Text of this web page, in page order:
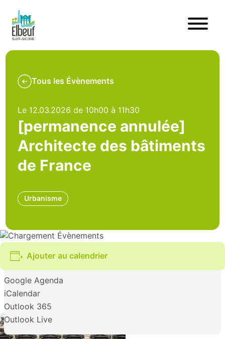
Tous les Évènements
Le 12.03.2026 de 10h00 à 11h30
[permanence annulée]
Architecte des bâtiments
de France
Urbanisme
Ajouter au calendrier
Google Agenda
iCalendar
Outlook 365
Outlook Live